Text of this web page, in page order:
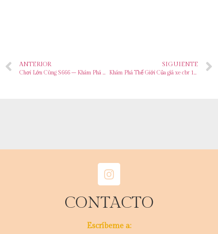
ANTERIOR
Chơi Lớn Cùng S666 – Khám Phá Thế Giới Giải Trí bán biệt thự gần biển đà nẵng
SIGUIENTE
Khám Phá Thế Giới Của giá xe cbr 150 – Nơi Giải Trí Vô Hạn
CONTACTO
Escríbeme a: